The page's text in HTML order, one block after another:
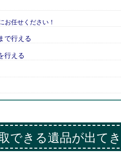
お任せください！
で行える
行える
できる遺品が出て